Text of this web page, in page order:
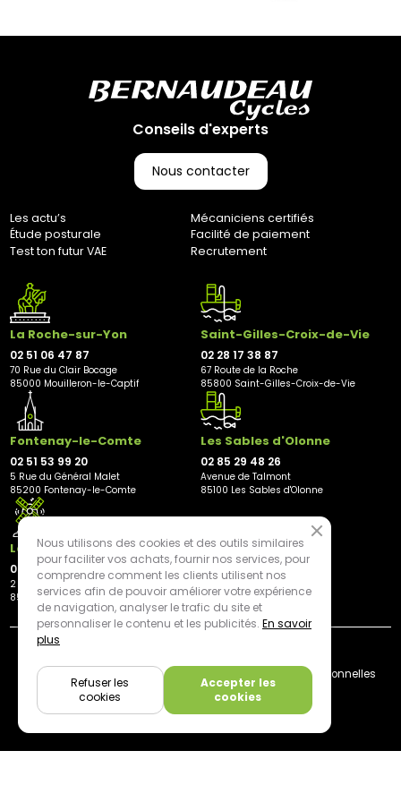
d'erreur de notre part. Pour toute question, n'hésitez pas à
Adresse de retour :
Bernaudeau Cycles
70 rue du Clair Bocage
85000, Mouilleron-Le-Captif
Conseils d'experts
Nous contacter
Les actu’s
Mécaniciens certifiés
Étude posturale
Facilité de paiement
Test ton futur VAE
Recrutement
La Roche-sur-Yon
02 51 06 47 87
70 Rue du Clair Bocage
85000 Mouilleron-le-Captif
Saint-Gilles-Croix-de-Vie
02 28 17 38 87
67 Route de la Roche
85800 Saint-Gilles-Croix-de-Vie
Fontenay-le-Comte
02 51 53 99 20
5 Rue du Général Malet
85200 Fontenay-le-Comte
Les Sables d'Olonne
02 85 29 48 26
Avenue de Talmont
85100 Les Sables d'Olonne
Les Herbiers
02 21 81 23 11
2 rue des Peupliers
85500 Les Herbiers
Livraison
Plan du site Mentions légales
Données personnelles
Cookies
Nous utilisons des cookies et des outils similaires
pour faciliter vos achats, fournir nos services, pour
comprendre comment les clients utilisent nos
services afin de pouvoir améliorer votre expérience
de navigation, analyser le trafic du site et
personnaliser le contenu et les publicités. En savoir
plus
Accepter les
cookies
Refuser les
cookies